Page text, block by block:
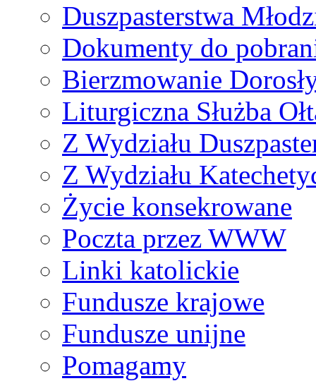
Duszpasterstwa
Dokumenty do
Bierzmowanie
Liturgiczna Służba
Z Wydziału
Z Wydziału
Życie konsekrowane
Poczta przez WWW
Linki katolickie
Fundusze krajowe
Fundusze unijne
Pomagamy